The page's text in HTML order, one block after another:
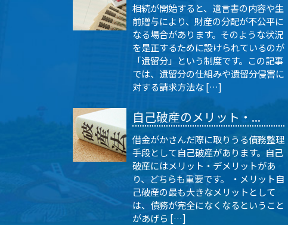
相続が開始すると、遺言書の内容や生
前贈与により、財産の分配が不公平に
なる場合があります。そのような状況
を是正するために設けられているのが
「遺留分」という制度です。この記事
では、遺留分の仕組みや遺留分侵害に
対する請求方法な […]
自己破産のメリット・...
借金がかさんだ際に取りうる債務整理
手段として自己破産があります。自己
破産にはメリット・デメリットがあ
り、どちらも重要です。 ・メリット自
己破産の最も大きなメリットとして
は、債務が完全になくなるということ
があげら […]